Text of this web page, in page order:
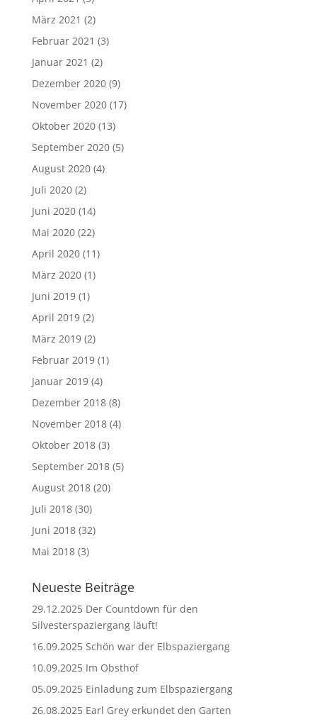
März 2021 (2)
Februar 2021 (3)
Januar 2021 (2)
Dezember 2020(9)
November 2020(17)
Oktober 2020(13)
September 2020(5)
August 2020(4)
Juli 2020(2)
Juni 2020(14)
Mai 2020(22)
April 2020(11)
März 2020(1)
Juni 2019(1)
April 2019(2)
März 2019(2)
Februar 2019(1)
Januar 2019(4)
Dezember 2018(8)
November 2018(4)
Oktober 2018(3)
September 2018(5)
August 2018(20)
Juli 2018(30)
Juni 2018(32)
Mai 2018(3)
Neueste Beiträge
29.12.2025 Der Countdown für den
Silvesterspaziergang läuft!
16.09.2025 Schön war der Elbspaziergang
10.09.2025 Im Obsthof
05.09.2025 Einladung zum Elbspaziergang
26.08.2025 Earl Grey erkundet den Garten